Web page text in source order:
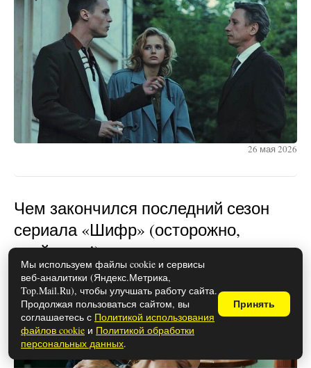
26 мая 2026
Чем закончился последний сезон
сериала «Шифр» (осторожно,
спойлеры!)
Мы используем файлы cookie и сервисы
веб-аналитики (Яндекс.Метрика,
Top.Mail.Ru), чтобы улучшать работу сайта.
Продолжая пользоваться сайтом, вы
соглашаетесь с Политикой использования
файлов cookie и Политикой обработки
персональных данных.
Принять